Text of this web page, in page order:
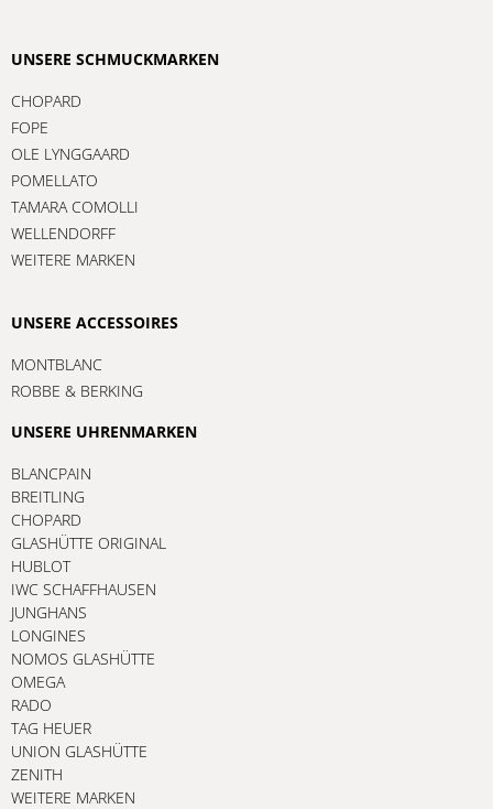
UNSERE SCHMUCKMARKEN
CHOPARD
FOPE
OLE LYNGGAARD
POMELLATO
TAMARA COMOLLI
WELLENDORFF
WEITERE MARKEN
UNSERE ACCESSOIRES
MONTBLANC
ROBBE & BERKING
UNSERE UHRENMARKEN
BLANCPAIN
BREITLING
CHOPARD
GLASHÜTTE ORIGINAL
HUBLOT
IWC SCHAFFHAUSEN
JUNGHANS
LONGINES
NOMOS GLASHÜTTE
OMEGA
RADO
TAG HEUER
UNION GLASHÜTTE
ZENITH
WEITERE MARKEN